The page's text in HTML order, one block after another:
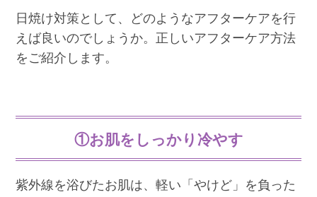
日焼け対策として、どのようなアフターケアを行
えば良いのでしょうか。正しいアフターケア方法
をご紹介します。
①お肌をしっかり冷やす
紫外線を浴びたお肌は、軽い「やけど」を負った